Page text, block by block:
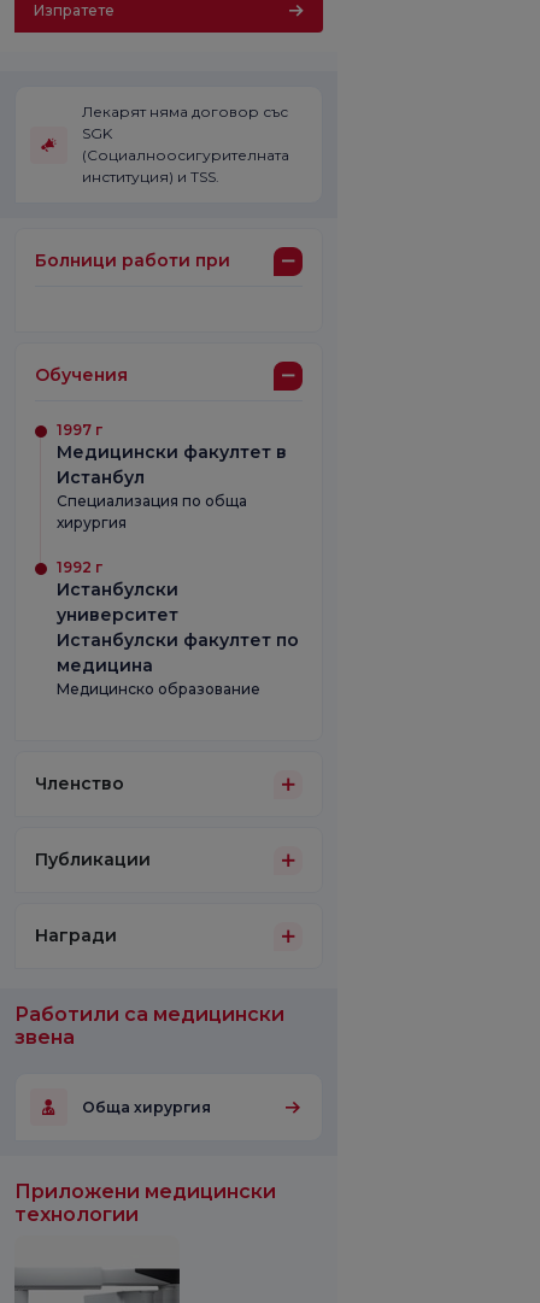
Изпратете
Лекарят няма договор със
SGK
(Социалноосигурителната
институция) и TSS.
Болници работи при
Обучения
1997 г
Медицински факултет в
Истанбул
Специализация по обща
хирургия
1992 г
Истанбулски
университет
Истанбулски факултет по
медицина
Медицинско образование
Членство
Публикации
Награди
Работили са медицински
звена
Обща хирургия
Приложени медицински
технологии